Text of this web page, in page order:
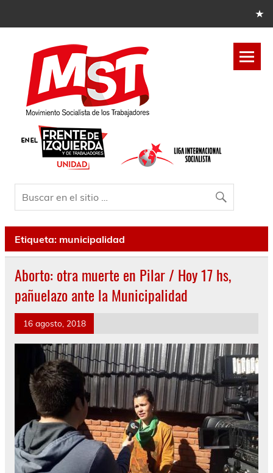
Etiqueta: municipalidad
Aborto: otra muerte en Pilar / Hoy 17 hs,
pañuelazo ante la Municipalidad
16 agosto, 2018